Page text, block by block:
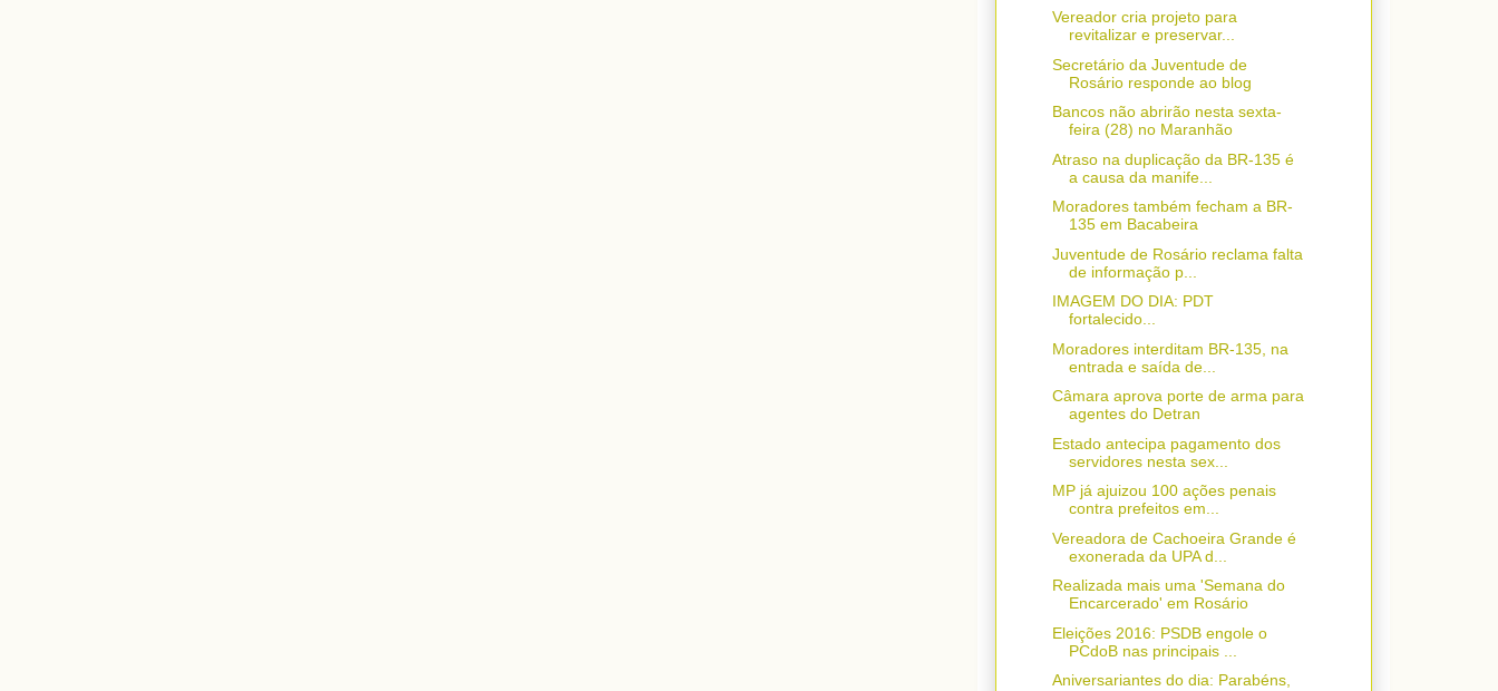
Vereador cria projeto para
revitalizar e preservar...
Secretário da Juventude de
Rosário responde ao blog
Bancos não abrirão nesta sexta-
feira (28) no Maranhão
Atraso na duplicação da BR-135 é
a causa da manife...
Moradores também fecham a BR-
135 em Bacabeira
Juventude de Rosário reclama falta
de informação p...
IMAGEM DO DIA: PDT
fortalecido...
Moradores interditam BR-135, na
entrada e saída de...
Câmara aprova porte de arma para
agentes do Detran
Estado antecipa pagamento dos
servidores nesta sex...
MP já ajuizou 100 ações penais
contra prefeitos em...
Vereadora de Cachoeira Grande é
exonerada da UPA d...
Realizada mais uma 'Semana do
Encarcerado' em Rosário
Eleições 2016: PSDB engole o
PCdoB nas principais ...
Aniversariantes do dia: Parabéns,